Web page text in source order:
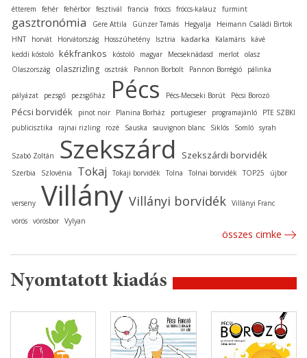
étterem
fehér fehérbor fesztivál francia fröccs fröccs-kalauz furmint
gasztronómia Gere Attila Günzer Tamás Hegyalja
Heimann Családi Birtok
HNT
horvát Horvátország Hosszúhetény Isztria kadarka Kalamáris
kávé
keddi kóstoló kékfrankos kóstoló magyar Mecseknádasd merlot olasz
Olaszország
olaszrizling osztrák Pannon Borbolt Pannon Borrégió pálinka
pályázat pezsgő pezsgőház Pécs Pécs-Mecseki Borút Pécsi Borozó
Pécsi borvidék pinot noir Planina Borház portugieser programajánló
PTE SZBKI
publicisztika
rajnai rizling rozé Sauska sauvignon blanc Siklós Somló syrah
Szabó Zoltán Szekszárd Szekszárdi borvidék
Szerbia Szlovénia Tokaj Tokaji borvidék Tolna Tolnai borvidék TOP25 újbor
verseny Villány Villányi borvidék Villányi Franc
vörös vörösbor Vylyan
összes cimke
Nyomtatott kiadás